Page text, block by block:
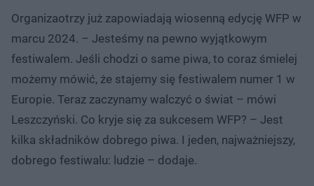
Organizaotrzy już zapowiadają wiosenną edycję WFP w
marcu 2024. – Jesteśmy na pewno wyjątkowym
festiwalem. Jeśli chodzi o same piwa, to coraz śmielej
możemy mówić, że stajemy się festiwalem numer 1 w
Europie. Teraz zaczynamy walczyć o świat – mówi
Leszczyński. Co kryje się za sukcesem WFP? – Jest
kilka składników dobrego piwa. I jeden, najważniejszy,
dobrego festiwalu: ludzie – dodaje.